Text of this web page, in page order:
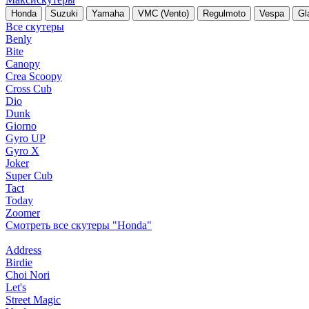
Honda Suzuki Yamaha VMC (Vento) Regulmoto Vespa
Все скутеры
Benly
Bite
Canopy
Crea Scoopy
Cross Cub
Dio
Dunk
Giorno
Gyro UP
Gyro X
Joker
Super Cub
Tact
Today
Zoomer
Смотреть все скутеры "Honda"
Address
Birdie
Choi Nori
Let's
Street Magic